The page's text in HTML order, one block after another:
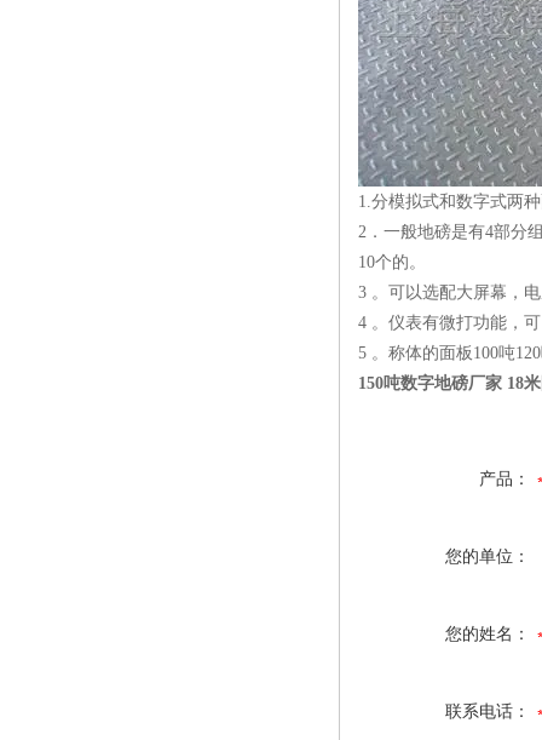
1.分模拟式和数字式两
2．一般地磅是有4部分
10个的。
3 。可以选配大屏幕，
4 。仪表有微打功能，
5 。称体的面板100吨
150吨数字地磅厂家 18
产品：
您的单位：
您的姓名：
联系电话：